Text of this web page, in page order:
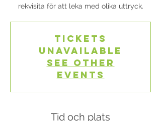
rekvisita för att leka med olika uttryck.
Tickets
Unavailable
See other
events
Tid och plats